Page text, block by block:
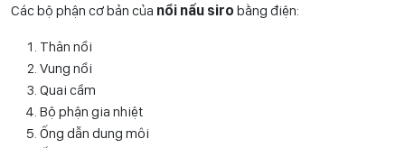
Các bộ phận cơ bản của nồi nấu siro bằng điện:
Thân nồi
Vung nồi
Quai cầm
Bộ phận gia nhiệt
Ống dẫn dung môi